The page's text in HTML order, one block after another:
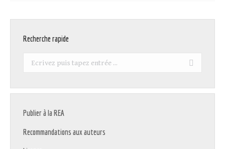
Recherche rapide
Recherche
Publier à la REA
Recommandations aux auteurs